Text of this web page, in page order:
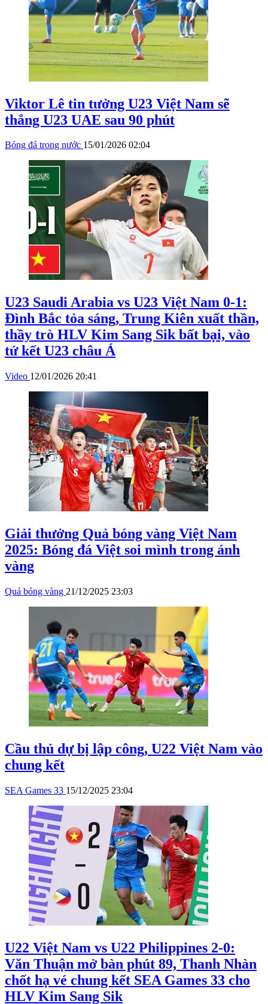
Viktor Lê tin tưởng U23 Việt Nam sẽ
thắng U23 UAE sau 90 phút
Bóng đá trong nước 15/01/2026 02:04
U23 Saudi Arabia vs U23 Việt Nam 0-1:
Đình Bắc tỏa sáng, Trung Kiên xuất thần,
thầy trò HLV Kim Sang Sik bất bại, vào
tứ kết U23 châu Á
Video 12/01/2026 20:41
Giải thưởng Quả bóng vàng Việt Nam
2025: Bóng đá Việt soi mình trong ánh
vàng
Quả bóng vàng 21/12/2025 23:03
Cầu thủ dự bị lập công, U22 Việt Nam vào
chung kết
SEA Games 33 15/12/2025 23:04
U22 Việt Nam vs U22 Philippines 2-0:
Văn Thuận mở bàn phút 89, Thanh Nhàn
chốt hạ vé chung kết SEA Games 33 cho
HLV Kim Sang Sik